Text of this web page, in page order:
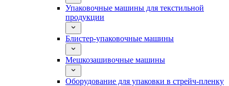
Упаковочные машины для текстильной
продукции
Блистер-упаковочные машины
Мешкозашивочные машины
Оборудование для упаковки в стрейч-пленку